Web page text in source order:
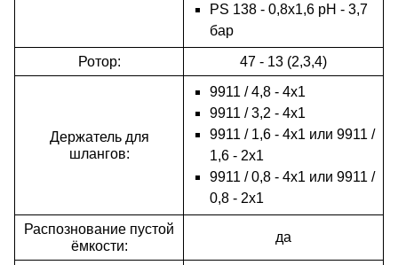
PS 138 - 0,8x1,6 pH - 3,7
бар
Ротор: 47 - 13 (2,3,4)
Держатель для
шлангов:
9911 / 4,8 - 4x1
9911 / 3,2 - 4x1
9911 / 1,6 - 4x1 или 9911 /
1,6 - 2x1
9911 / 0,8 - 4x1 или 9911 /
0,8 - 2x1
Распознование пустой
ёмкости:
да